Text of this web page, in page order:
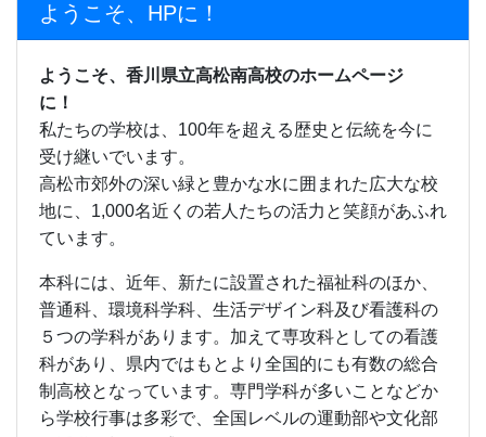
ようこそ、HPに！
ようこそ、香川県立高松南高校のホームページ
に！
私たちの学校は、100年を超える歴史と伝統を今に
受け継いでいます。
高松市郊外の深い緑と豊かな水に囲まれた広大な校
地に、1,000名近くの若人たちの活力と笑顔があふれ
ています。
本科には、近年、新たに設置された福祉科のほか、
普通科、環境科学科、生活デザイン科及び看護科の
５つの学科があります。加えて専攻科としての看護
科があり、県内ではもとより全国的にも有数の総合
制高校となっています。専門学科が多いことなどか
ら学校行事は多彩で、全国レベルの運動部や文化部